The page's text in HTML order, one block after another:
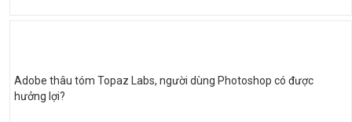
Adobe thâu tóm Topaz Labs, người dùng Photoshop có được
hưởng lợi?